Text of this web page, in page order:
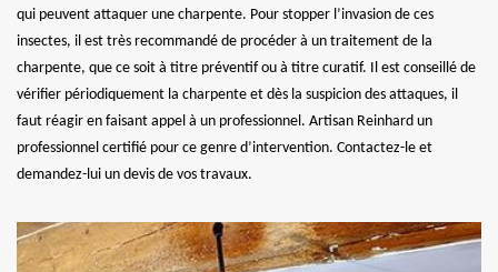
qui peuvent attaquer une charpente. Pour stopper l’invasion de ces
insectes, il est très recommandé de procéder à un traitement de la
charpente, que ce soit à titre préventif ou à titre curatif. Il est conseillé de
vérifier périodiquement la charpente et dès la suspicion des attaques, il
faut réagir en faisant appel à un professionnel. Artisan Reinhard un
professionnel certifié pour ce genre d’intervention. Contactez-le et
demandez-lui un devis de vos travaux.